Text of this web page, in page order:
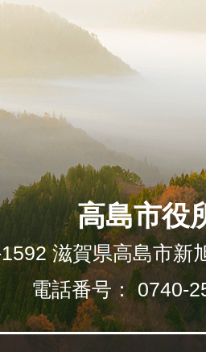
高島市役
滋賀県高島市新
電話番号： 0740-